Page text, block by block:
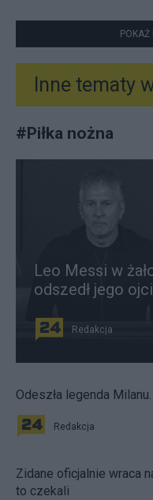
Inne tematy
#Piłka nożna
Leo Messi w
odszedł jego
Redakcja
Odeszła legenda
Redakcja
Zidane oficjalnie wraca
to czekali